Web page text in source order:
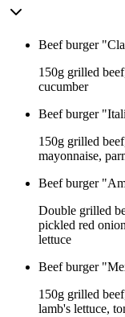
Beef burger
150g grilled
cucumber
Beef burger
150g grilled
mayonnaise,
Beef burger
Double grilled
pickled red
lettuce
Beef burger
150g grilled
lamb's lettuce,